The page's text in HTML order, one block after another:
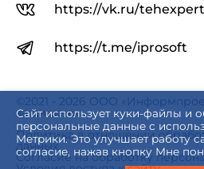
Сайт использует куки-файлы и
персональные данные с
Метрики. Это улучшает работу
согласие, нажав кнопку Мне
https://vk.ru/
https://t.me/iprosoft
©2021 - 2026 ООО
защищены.
Политика в отношении
данных
Согласие на обработку